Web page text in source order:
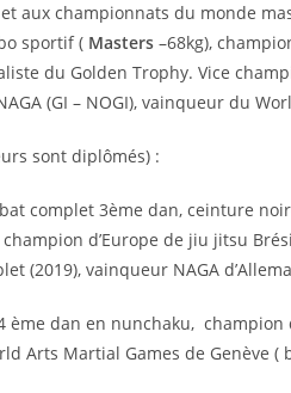
aux championnats du monde
sportif ( Masters –68kg),
du Golden Trophy. Vice
(GI – NOGI), vainqueur du
sont diplômés) :
complet 3ème dan, ceinture
d’Europe de jiu jitsu
(2019), vainqueur NAGA
ème dan en nunchaku,
Arts Martial Games de Genève (